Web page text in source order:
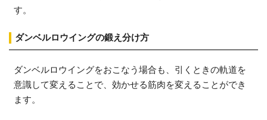
す。
ダンベルロウイングの鍛え分け方
ダンベルロウイングをおこなう場合も、引くときの軌道を
意識して変えることで、効かせる筋肉を変えることができ
ます。